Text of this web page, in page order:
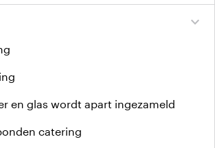
expand_more
en glas wordt apart ingezameld
catering